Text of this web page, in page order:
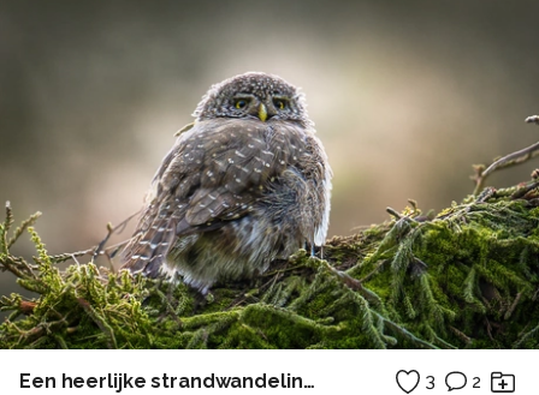
Een heerlijke strandwandeling naar het drenkelingenhuisje op Terschelling . . . 3 2